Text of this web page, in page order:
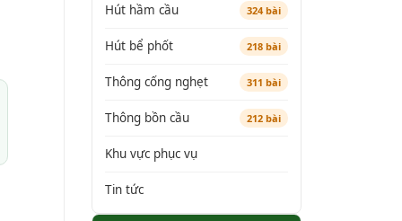
Hút hầm cầu 324 bài
Hút bể phốt 218 bài
Thông cống nghẹt 311 bài
Thông bồn cầu 212 bài
Khu vực phục vụ
Tin tức